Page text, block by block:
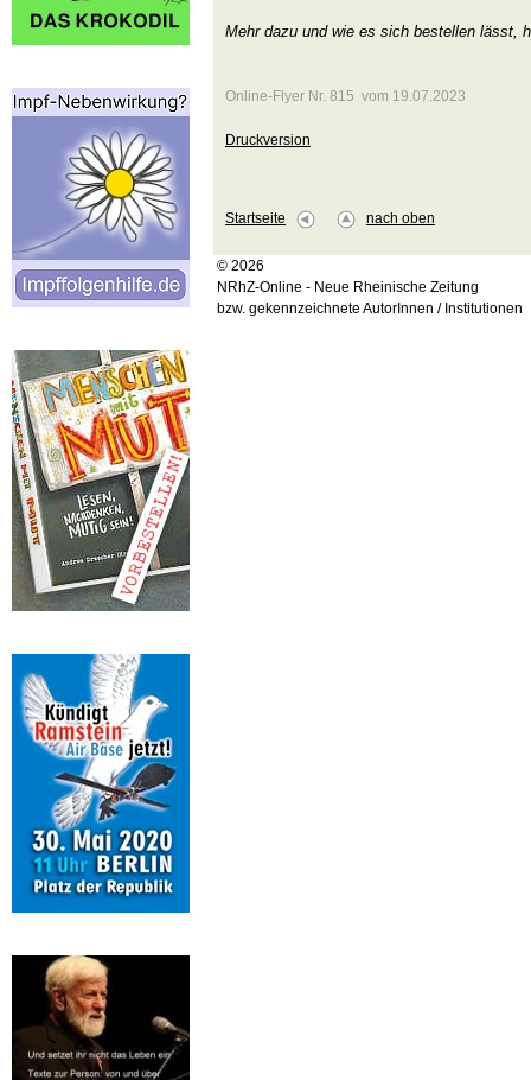
Mehr dazu und wie es sich bestellen lässt,
Online-Flyer Nr. 815 vom 19.07.2023
Druckversion
Startseite nach oben
© 2026
NRhZ-Online - Neue Rheinische Zeitung
bzw. gekennzeichnete AutorInnen / Institutionen